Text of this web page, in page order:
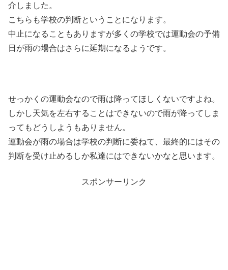
介しました。
こちらも学校の判断ということになります。
中止になることもありますが多くの学校では運動会の予備
日が雨の場合はさらに延期になるようです。
せっかくの運動会なので雨は降ってほしくないですよね。
しかし天気を左右することはできないので雨が降ってしま
ってもどうしようもありません。
運動会が雨の場合は学校の判断に委ねて、最終的にはその
判断を受け止めるしか私達にはできないかなと思います。
スポンサーリンク